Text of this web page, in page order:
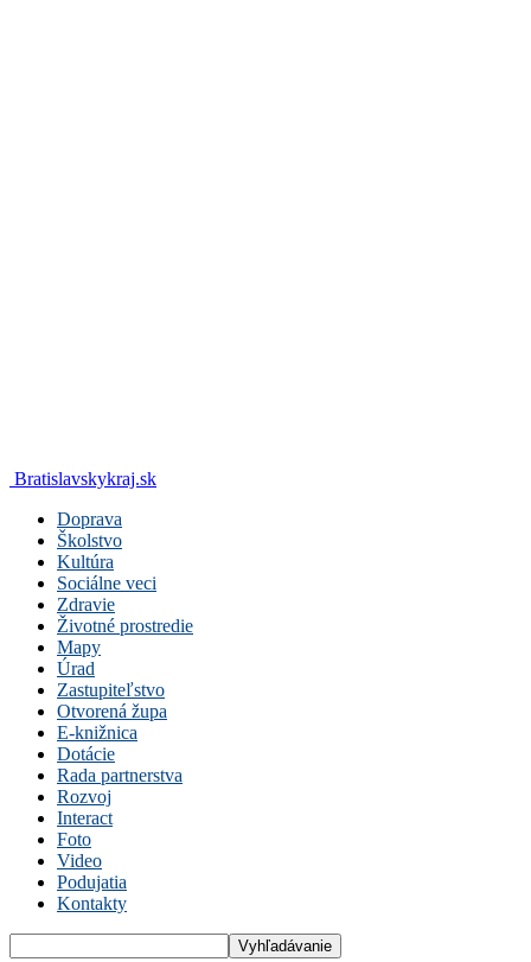
Bratislavskykraj.sk
Doprava
Školstvo
Kultúra
Sociálne veci
Zdravie
Životné prostredie
Mapy
Úrad
Zastupiteľstvo
Otvorená župa
E-knižnica
Dotácie
Rada partnerstva
Rozvoj
Interact
Foto
Video
Podujatia
Kontakty